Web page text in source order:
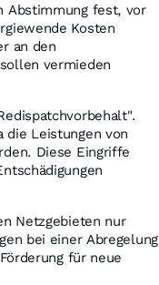
Abstimmung fest, vor
Kosten
an den
vermieden
die Leistungen von
Diese Eingriffe
Netzgebieten nur
bei einer Abregelung
für neue